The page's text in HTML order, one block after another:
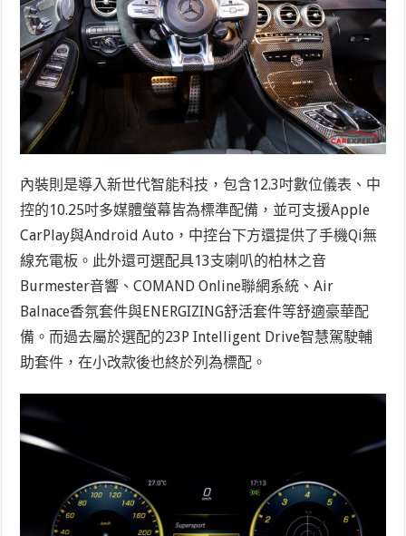
內裝則是導入新世代智能科技，包含12.3吋數位儀表、中
控的10.25吋多媒體螢幕皆為標準配備，並可支援Apple
CarPlay與Android Auto，中控台下方還提供了手機Qi無
線充電板。此外還可選配具13支喇叭的柏林之音
Burmester音響、COMAND Online聯網系統、Air
Balnace香氛套件與ENERGIZING舒活套件等舒適豪華配
備。而過去屬於選配的23P Intelligent Drive智慧駕駛輔
助套件，在小改款後也終於列為標配。